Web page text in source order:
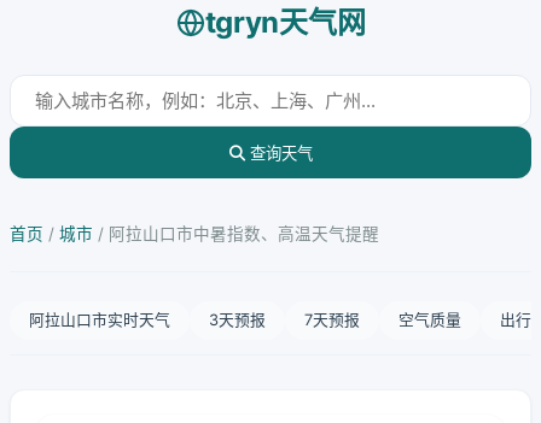
tgryn天气网
查询天气
首页 / 城市 / 阿拉山口市中暑指数、高温天气提醒
阿拉山口市实时天气 3天预报 7天预报 空气质量 出行